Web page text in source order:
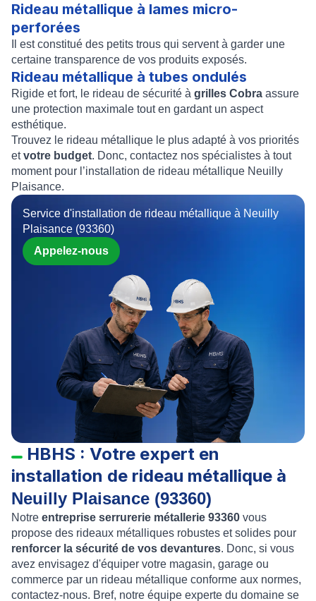
Rideau métallique à lames micro-
perforées
Il est constitué des petits trous qui servent à garder une
certaine transparence de vos produits exposés.
Rideau métallique à tubes ondulés
Rigide et fort, le rideau de sécurité à grilles Cobra assure
une protection maximale tout en gardant un aspect
esthétique.
Trouvez le rideau métallique le plus adapté à vos priorités
etvotre budget. Donc, contactez nos spécialistes à tout
moment pour l’installation de rideau métallique Neuilly
Plaisance.
Service d'installation de rideau métallique à Neuilly
Plaisance (93360)
Appelez-nous
HBHS : Votre expert en
installation de rideau métallique à
Neuilly Plaisance (93360)
Notre entreprise serrurerie métallerie 93360 vous
propose des rideaux métalliques robustes et solides pour
renforcer la sécurité de vos devantures. Donc, si vous
avez envisagez d'équiper votre magasin, garage ou
commerce par un rideau métallique conforme aux normes,
contactez-nous. Bref, notre équipe experte du domaine se